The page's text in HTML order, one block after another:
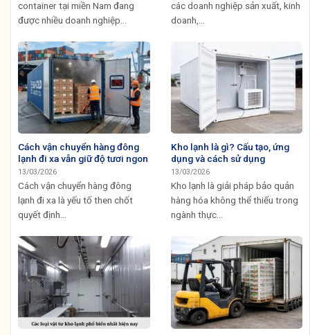
container tại miền Nam đang
được nhiều doanh nghiệp...
các doanh nghiệp sản xuất, kinh
doanh,...
Cách vận chuyển hàng đông
lạnh đi xa vẫn giữ độ tươi ngon
13/03/2026
Cách vận chuyển hàng đông
lạnh đi xa là yếu tố then chốt
quyết định...
Kho lạnh là gì? Cấu tạo, ứng
dụng và cách sử dụng
13/03/2026
Kho lạnh là giải pháp bảo quản
hàng hóa không thể thiếu trong
ngành thực...